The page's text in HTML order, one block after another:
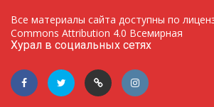
Все материалы сайта доступны по
Commons Attribution 4.0 Всемирная
Хурал в социальных сетях